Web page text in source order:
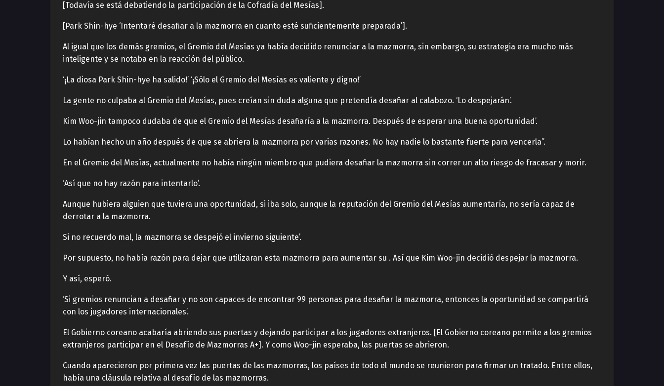
[Todavía se está debatiendo la participación de la Cofradía del Mesías].
[Park Shin-hye ‘Intentaré desafiar a la mazmorra en cuanto esté suficientemente preparada’].
Al igual que los demás gremios, el Gremio del Mesías ya había decidido renunciar a la mazmorra, sin embargo, su estrategia era mucho más
inteligente y se notaba en la reacción del público.
‘¡La diosa Park Shin-hye ha salido!’ ‘¡Sólo el Gremio del Mesías es valiente y digno!’
La gente no culpaba al Gremio del Mesías, pues creían sin duda alguna que pretendía desafiar al calabozo. ‘Lo despejarán’.
Kim Woo-jin tampoco dudaba de que el Gremio del Mesías desafiaría a la mazmorra. Después de esperar una buena oportunidad’.
Lo habían hecho un año después de que se abriera la mazmorra por varias razones. No hay nadie lo bastante fuerte para vencerla”.
En el Gremio del Mesías, actualmente no había ningún miembro que pudiera desafiar la mazmorra sin correr un alto riesgo de fracasar y morir.
‘Así que no hay razón para intentarlo’.
Aunque hubiera alguien que tuviera una oportunidad, si iba solo, aunque la reputación del Gremio del Mesías aumentaría, no sería capaz de
derrotar a la mazmorra.
Si no recuerdo mal, la mazmorra se despejó el invierno siguiente’.
Por supuesto, no había razón para dejar que utilizaran esta mazmorra para aumentar su . Así que Kim Woo-jin decidió despejar la mazmorra.
Y así, esperó.
‘Si gremios renuncian a desafiar y no son capaces de encontrar 99 personas para desafiar la mazmorra, entonces la oportunidad se compartirá
con los jugadores internacionales’.
El Gobierno coreano acabaría abriendo sus puertas y dejando participar a los jugadores extranjeros. [El Gobierno coreano permite a los gremios
extranjeros participar en el Desafío de Mazmorras A+]. Y como Woo-jin esperaba, las puertas se abrieron.
Cuando aparecieron por primera vez las puertas de las mazmorras, los países de todo el mundo se reunieron para firmar un tratado. Entre ellos,
había una cláusula relativa al desafío de las mazmorras.